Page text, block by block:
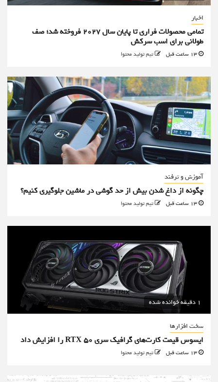
اخبار
تمامی محصولات فراری تا پایان سال ۲۰۲۷ فروخته شد؛ صف
طولانی برای اسب سرکش
تیم تولید محتوا
آموزش و ترفند
چگونه از داغ شدن بیش از حد گوشی در ماشین جلوگیری کنیم؟
تیم تولید محتوا
1 دقیقه خوانده شده
سخت افزارها
ایسوس قیمت کارت‌های گرافیک سری RTX 50 را افزایش داد
تیم تولید محتوا